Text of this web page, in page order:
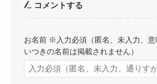
コメントする
お名前 ※入力必須（匿名、未入力、意
いつきの名前は掲載されません）